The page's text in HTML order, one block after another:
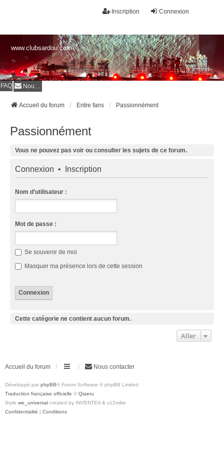
Connexion
Inscription
www.clubsardou.com
FAQ Nous contacter
Accueil du forum Entre fans Passionnément
Passionnément
Vous ne pouvez pas voir ou consulter les sujets de ce forum.
Connexion • Inscription
Nom d’utilisateur :
Mot de passe :
Se souvenir de moi
Masquer ma présence lors de cette session
Cette catégorie ne contient aucun forum.
Aller
Accueil du forum Nous contacter
Développé par phpBB® Forum Software © phpBB Limited
Traduction française officielle © Qiaeru
Style we_universal created by INVENTEA & v12mike
Confidentialité | Conditions